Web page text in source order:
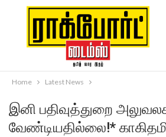
Home Latest News
இனி பதிவுத்துறை
வேண்டியதில்லை!*